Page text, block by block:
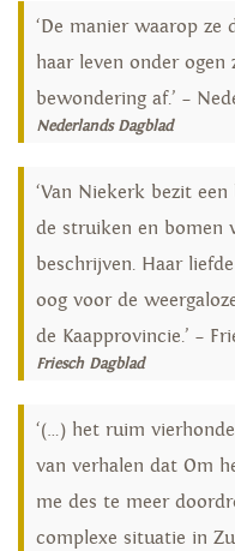
‘De manier waarop ze
haar leven onder
bewondering af.’ –
Nederlands Dagblad
‘Van Niekerk bezit
de struiken en bomen
beschrijven. Haar
oog voor de
de Kaapprovincie.’ –
Friesch Dagblad
‘(…) het ruim
van verhalen dat Om
me des te meer
complexe situatie in